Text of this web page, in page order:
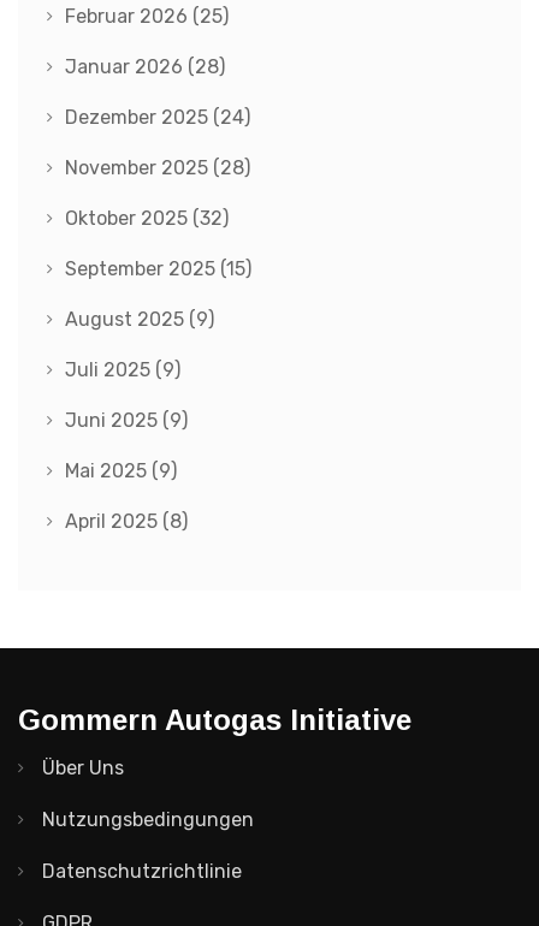
Februar 2026 (25)
Januar 2026 (28)
Dezember 2025 (24)
November 2025 (28)
Oktober 2025 (32)
September 2025 (15)
August 2025 (9)
Juli 2025 (9)
Juni 2025 (9)
Mai 2025 (9)
April 2025 (8)
Gommern Autogas Initiative
Über Uns
Nutzungsbedingungen
Datenschutzrichtlinie